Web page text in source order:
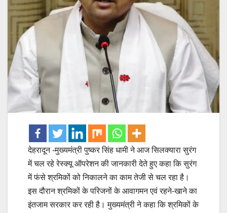
देहरादून -मुख्यमंत्री पुष्कर सिंह धामी ने आज सिलक्यारा सुरंग
में चल रहे रेस्क्यू ऑपरेशन की जानकारी देते हुए कहा कि सुरंग
में फंसे श्रमिकों को निकालने का काम तेजी से चल रहा है।
इस दौरान श्रमिकों के परिजनों के आवागमन एवं रहने-खाने का
इंतजाम सरकार कर रही है। मुख्यमंत्री ने कहा कि श्रमिकों के